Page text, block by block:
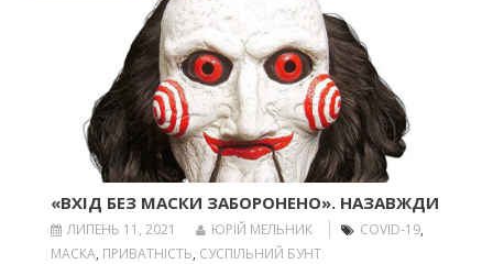
«ВХІД БЕЗ МАСКИ ЗАБОРОНЕНО». НАЗАВЖДИ
ЛИПЕНЬ 11, 2021 ЮРІЙ МЕЛЬНИК COVID-19,
МАСКА, ПРИВАТНІСТЬ, СУСПІЛЬНИЙ БУНТ